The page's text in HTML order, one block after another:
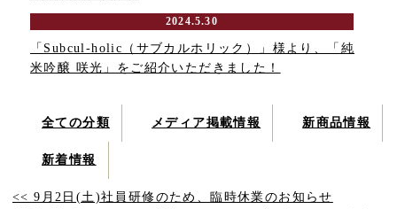
2024.5.30
「Subcul-holic（サブカルホリック）」様より、「純
米吟醸 咲光」をご紹介いただきました！
全ての分類 メディア掲載情報 新商品情報
新着情報
<< 9月2日(土)社員研修のため、臨時休業のお知らせ